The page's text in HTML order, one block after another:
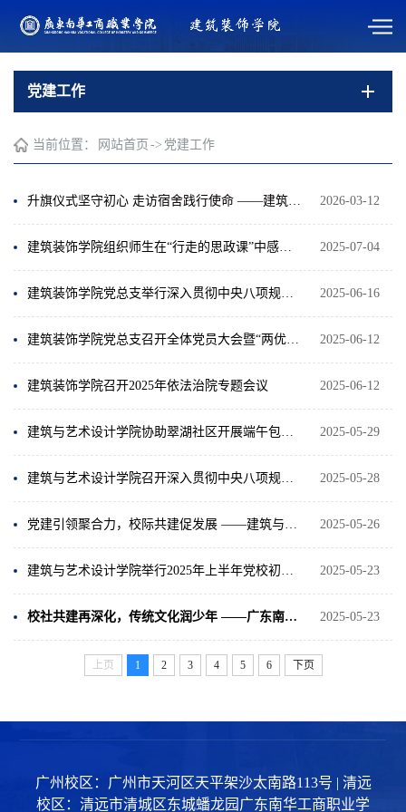
党建工作
当前位置： 网站首页 -> 党建工作
2026-03-12
2025-07-04
2025-06-16
2025-06-12
2025-06-12
建筑装饰学院召开2025年依法治院专题会议
2025-05-29
2025-05-28
2025-05-26
2025-05-23
2025-05-23
校社共建再深化，传统文化润少年 ——广东南华工商职业学院建筑与艺术设计学院“青绘筑梦队”走进翠湖社区试讲特色课程
上页 1 2 3 4 5 6 下页
广州校区：广州市天河区天平架沙太南路113号 | 清远
校区：清远市清城区东城蟠龙园广东南华工商职业学